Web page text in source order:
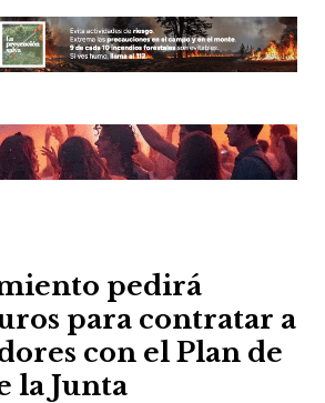
pedirá
para contratar a
con el Plan de
la Junta